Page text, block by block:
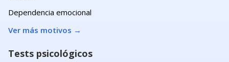
Dependencia emocional
Ver más motivos →
Tests psicológicos